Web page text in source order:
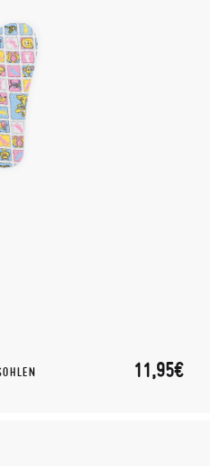
11,95€